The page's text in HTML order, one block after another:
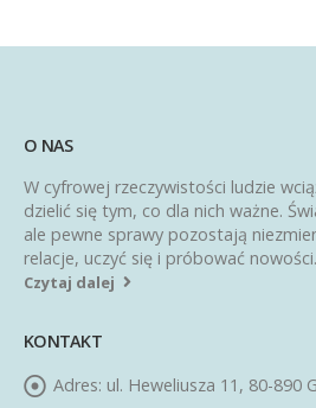
O NAS
W cyfrowej rzeczywistości ludzie
dzielić się tym, co dla nich ważne.
ale pewne sprawy pozostają
relacje, uczyć się i próbować
Czytaj dalej
KONTAKT
Adres: ul. Heweliusza 11, 80-890